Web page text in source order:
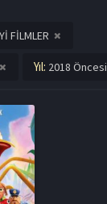
FİLMLER
Yıl: 2018 Öncesi